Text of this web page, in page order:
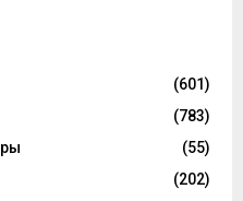
(601)
(783)
(55)
(202)